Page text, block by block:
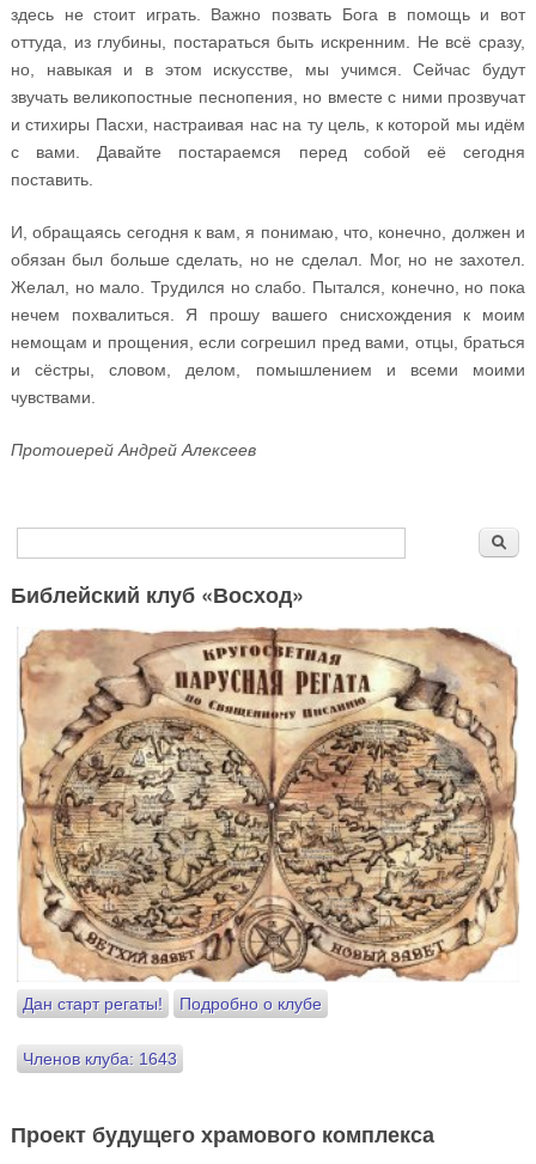
здесь не стоит играть. Важно позвать Бога в помощь и вот
оттуда, из глубины, постараться быть искренним. Не всё сразу,
но, навыкая и в этом искусстве, мы учимся. Сейчас будут
звучать великопостные песнопения, но вместе с ними прозвучат
и стихиры Пасхи, настраивая нас на ту цель, к которой мы идём
с вами. Давайте постараемся перед собой её сегодня
поставить.
И, обращаясь сегодня к вам, я понимаю, что, конечно, должен и
обязан был больше сделать, но не сделал. Мог, но не захотел.
Желал, но мало. Трудился но слабо. Пытался, конечно, но пока
нечем похвалиться. Я прошу вашего снисхождения к моим
немощам и прощения, если согрешил пред вами, отцы, браться
и сёстры, словом, делом, помышлением и всеми моими
чувствами.
Протоиерей Андрей Алексеев
Форма поиска
Библейский клуб «Восход»
Дан старт регаты! Подробно о клубе
Членов клуба: 1643
Проект будущего храмового комплекса